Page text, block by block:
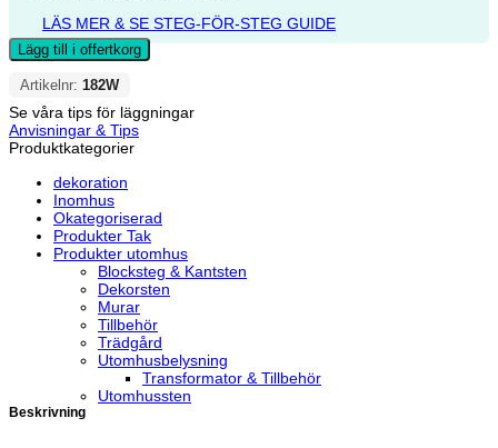
LÄS MER & SE STEG-FÖR-STEG GUIDE
Lägg till i offertkorg
Artikelnr: 182W
Se våra tips för läggningar
Anvisningar & Tips
Produktkategorier
dekoration
Inomhus
Okategoriserad
Produkter Tak
Produkter utomhus
Blocksteg & Kantsten
Dekorsten
Murar
Tillbehör
Trädgård
Utomhusbelysning
Transformator & Tillbehör
Utomhussten
Beskrivning